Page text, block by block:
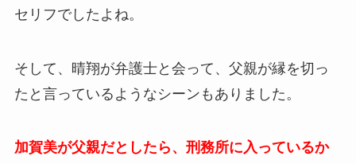
セリフでしたよね。
そして、晴翔が弁護士と会って、父親が縁を切っ
たと言っているようなシーンもありました。
加賀美が父親だとしたら、刑務所に入っているか